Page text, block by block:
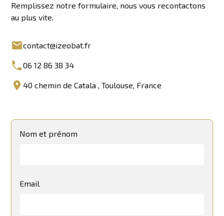
Remplissez notre formulaire, nous vous recontactons
au plus vite.
contact@izeobat.fr
06 12 86 38 34
40 chemin de Catala , Toulouse, France
Nom et prénom
Email